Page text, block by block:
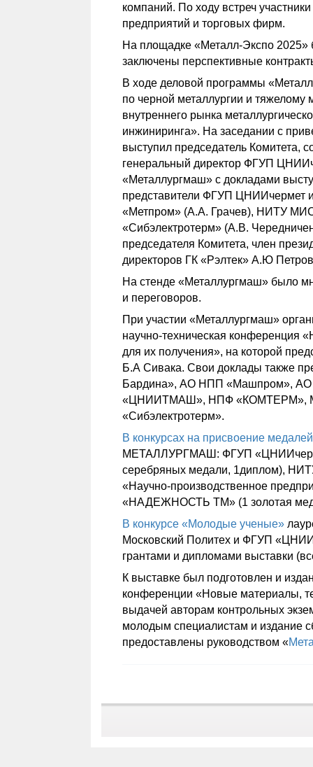
компаний. По ходу встреч
предприятий и торговых фирм.
На площадке «Металл-Экспо
заключены перспективные
В ходе деловой программы
по черной металлургии и
внутреннего рынка
инжиниринга». На заседании с
выступил председатель Комитета,
генеральный директор ФГУП
«Металлургмаш» с докладами
представители ФГУП
«Метпром» (А.А. Грачев), НИТУ
«Сибэлектротерм» (А.В.
председателя Комитета, член
директоров ГК «Рэлтек» А.Ю
На стенде «Металлургмаш» было
и переговоров.
При участии «Металлургмаш»
научно-техническая конференция
для их получения», на которой
Б.А Сивака. Свои доклады также
Бардина», АО НПП «Машпром»,
«ЦНИИТМАШ», НПФ «КОМТЕРМ»,
«Сибэлектротерм».
В конкурсах на присвоение
МЕТАЛЛУРГМАШ: ФГУП
серебряных медали, 1диплом),
«Научно-производственное
«НАДЕЖНОСТЬ ТМ» (1 золотая
В конкурсе «Молодые ученые»
Московский Политех и ФГУП
грантами и дипломами выставки
К выставке был подготовлен и
конференции «Новые материалы,
выдачей авторам контрольных
молодым специалистам и издание
предоставлены руководством «